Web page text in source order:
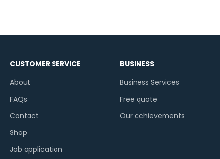
CUSTOMER SERVICE
About
FAQs
Contact
Shop
Job application
BUSINESS
Business Services
Free quote
Our achievements